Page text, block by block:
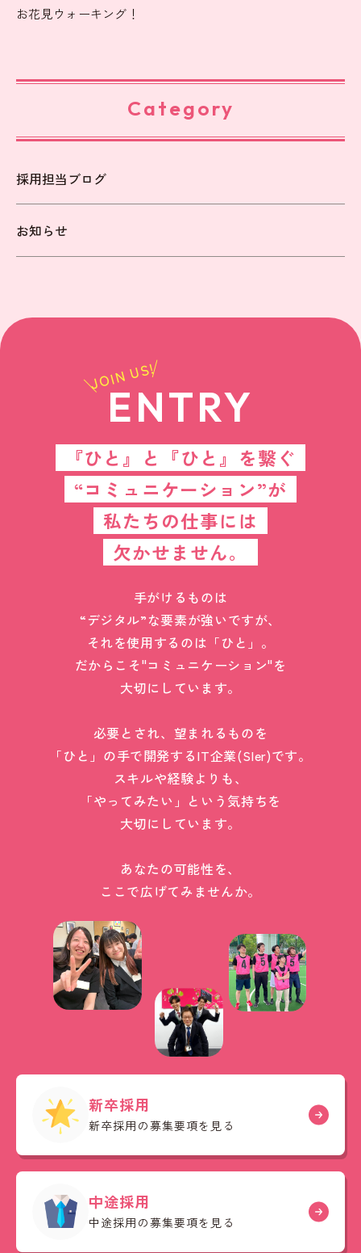
お花見ウォーキング！
Category
採用担当ブログ
お知らせ
JOIN US!
ENTRY
『ひと』と『ひと』を繋ぐ
“コミュニケーション”が
私たちの仕事には
欠かせません。
手がけるものは
“デジタル”な要素が強いですが、
それを使用するのは「ひと」。
だからこそ"コミュニケーション"を
大切にしています。
必要とされ、望まれるものを
「ひと」の手で開発するIT企業(SIer)です。
スキルや経験よりも、
「やってみたい」という気持ちを
大切にしています。
あなたの可能性を、
ここで広げてみませんか。
新卒採用
新卒採用の募集要項を見る
中途採用
中途採用の募集要項を見る